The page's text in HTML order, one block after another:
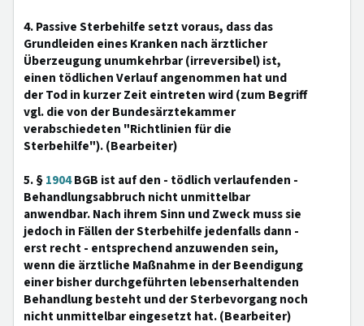
4. Passive Sterbehilfe setzt voraus, dass das
Grundleiden eines Kranken nach ärztlicher
Überzeugung unumkehrbar (irreversibel) ist,
einen tödlichen Verlauf angenommen hat und
der Tod in kurzer Zeit eintreten wird (zum Begriff
vgl. die von der Bundesärztekammer
verabschiedeten "Richtlinien für die
Sterbehilfe"). (Bearbeiter)
5. §1904BGB ist auf den - tödlich verlaufenden -
Behandlungsabbruch nicht unmittelbar
anwendbar. Nach ihrem Sinn und Zweck muss sie
jedoch in Fällen der Sterbehilfe jedenfalls dann -
erst recht - entsprechend anzuwenden sein,
wenn die ärztliche Maßnahme in der Beendigung
einer bisher durchgeführten lebenserhaltenden
Behandlung besteht und der Sterbevorgang noch
nicht unmittelbar eingesetzt hat. (Bearbeiter)